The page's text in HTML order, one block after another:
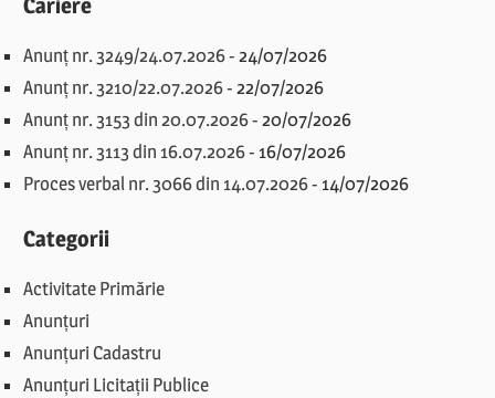
Cariere
Anunț nr. 3249/24.07.2026-24/07/2026
Anunț nr. 3210/22.07.2026-22/07/2026
Anunț nr. 3153 din 20.07.2026-20/07/2026
Anunț nr. 3113 din 16.07.2026- 16/07/2026
Proces verbal nr. 3066 din 14.07.2026- 14/07/2026
Categorii
Activitate Primărie
Anunțuri
Anunțuri Cadastru
Anunțuri Licitații Publice